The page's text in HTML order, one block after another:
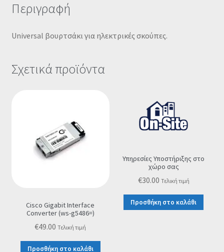
Περιγραφή
Universal βουρτσάκι για ηλεκτρικές σκούπες.
Σχετικά προϊόντα
Cisco Gigabit Interface
Converter (ws-g5486=)
€49.00 Τελική τιμή
Προσθήκη στο καλάθι
Υπηρεσίες Υποστήριξης στο
χώρο σας
€30.00 Τελική τιμή
Προσθήκη στο καλάθι